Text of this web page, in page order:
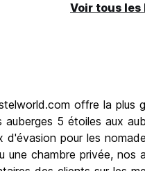
Voir tous les
offre la plus
5 étoiles aux
pour les
chambre privée, nos